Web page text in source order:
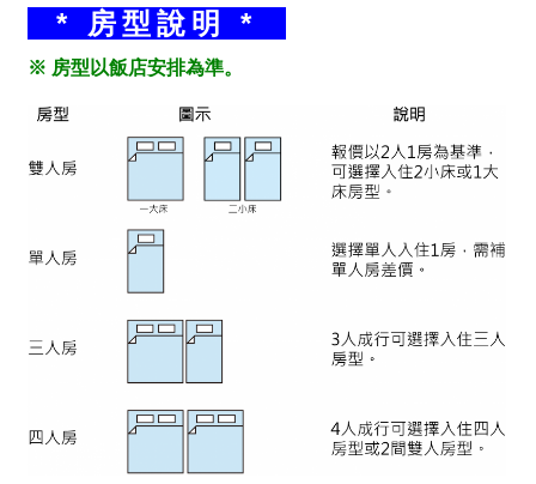
* 房型說明 *
※ 房型以飯店安排為準。